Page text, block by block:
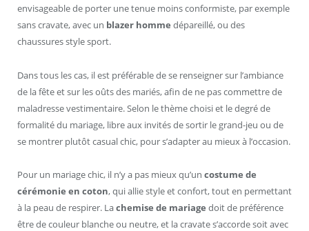
envisageable de porter une tenue moins conformiste, par exemple
sans cravate, avec un blazer homme dépareillé, ou des
chaussures style sport.
Dans tous les cas, il est préférable de se renseigner sur l’ambiance
de la fête et sur les oûts des mariés, afin de ne pas commettre de
maladresse vestimentaire. Selon le thème choisi et le degré de
formalité du mariage, libre aux invités de sortir le grand-jeu ou de
se montrer plutôt casual chic, pour s’adapter au mieux à l’occasion.
Pour un mariage chic, il n’y a pas mieux qu’un costume de
cérémonie en coton, qui allie style et confort, tout en permettant
à la peau de respirer. Lachemise de mariage doit de préférence
être de couleur blanche ou neutre, et la cravate s’accorde soit avec